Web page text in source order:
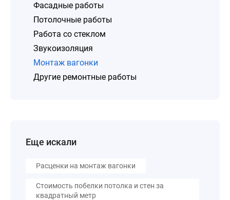
Фасадные работы
Потолочные работы
Работа со стеклом
Звукоизоляция
Монтаж вагонки
Другие ремонтные работы
Еще искали
Расценки на монтаж вагонки
Стоимость побелки потолка и стен за
квадратный метр